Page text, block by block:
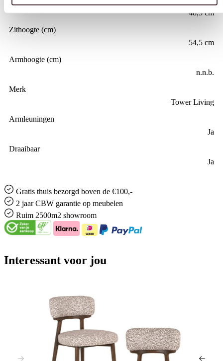
48,5 cm
Zithoogte (cm)
54,5 cm
Armhoogte (cm)
n.n.b.
Merk
Tower Living
Armleuningen
Ja
Draaibaar
Ja
Gratis thuis bezorgd boven de €100,-
2 jaar CBW garantie op meubelen
Ruim 2500m2 showroom
Interessant voor jou